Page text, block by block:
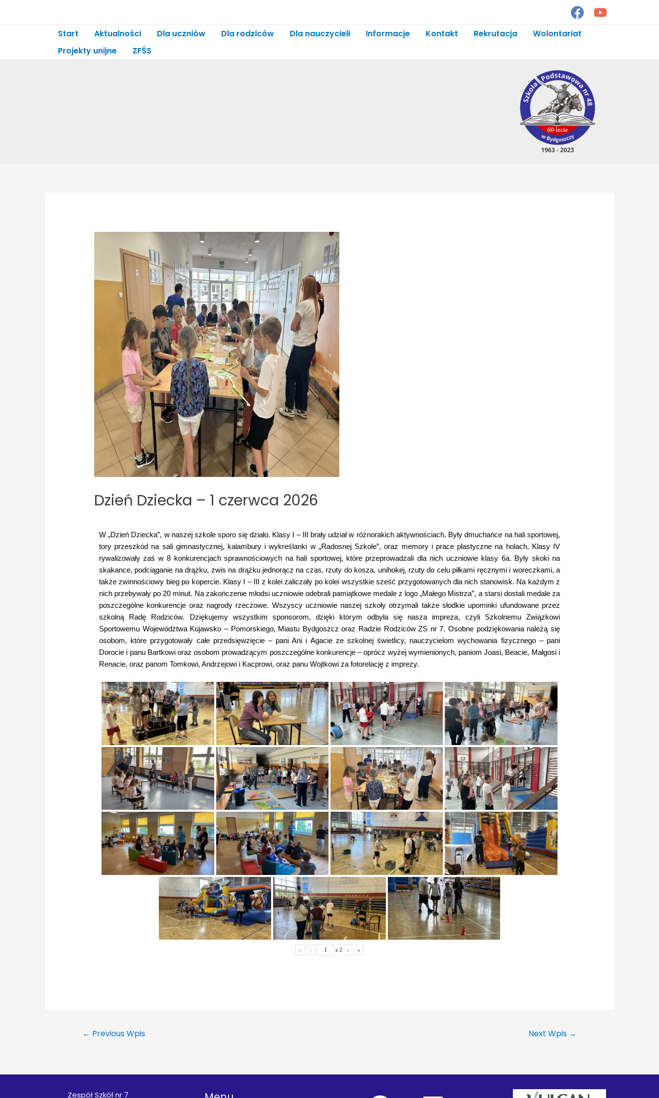
Start Aktualności Dla uczniów Dla rodziców Dla nauczycieli Informacje Kontakt Rekrutacja
Wolontariat
Projekty unijne
ZFŚS
Dzień Dziecka – 1 czerwca 2026
W „Dzień Dziecka”, w naszej szkole sporo się działo. Klasy I – III brały udział w różnorakich aktywnościach. Były dmuchańce na hali sportowej,
tory przeszkód na sali gimnastycznej, kalambury i wykreślanki w „Radosnej Szkole”, oraz memory i prace plastyczne na holach. Klasy IV
rywalizowały zaś w 8 konkurencjach sprawnościowych na hali sportowej, które przeprowadzali dla nich uczniowie klasy 6a. Były skoki na
skakance, podciąganie na drążku, zwis na drążku jednorącz na czas, rzuty do kosza, unihokej, rzuty do celu piłkami ręcznymi i woreczkami, a
także zwinnościowy bieg po kopercie. Klasy I – III z kolei zaliczały po kolei wszystkie sześć przygotowanych dla nich stanowisk. Na każdym z
nich przebywały po 20 minut. Na zakończenie młodsi uczniowie odebrali pamiątkowe medale z logo „Małego Mistrza”, a starsi dostali medale za
poszczególne konkurencje oraz nagrody rzeczowe. Wszyscy uczniowie naszej szkoły otrzymali także słodkie upominki ufundowane przez
szkolną Radę Rodziców. Dziękujemy wszystkim sponsorom, dzięki którym odbyła się nasza impreza, czyli Szkolnemu Związkowi
Sportowemu Województwa Kujawsko – Pomorskiego, Miastu Bydgoszcz oraz Radzie Rodziców ZS nr 7. Osobne podziękowania należą się
osobom, które przygotowały całe przedsięwzięcie – pani Ani i Agacie ze szkolnej świetlicy, nauczycielom wychowania fizycznego – pani
Dorocie i panu Bartkowi oraz osobom prowadzącym poszczególne konkurencje – oprócz wyżej wymienionych, paniom Joasi, Beacie, Małgosi i
Renacie, oraz panom Tomkowi, Andrzejowi i Kacprowi, oraz panu Wojtkowi za fotorelację z imprezy.
« ‹ z 2 › »
← Previous Wpis Next Wpis →
Zespół Szkół nr 7